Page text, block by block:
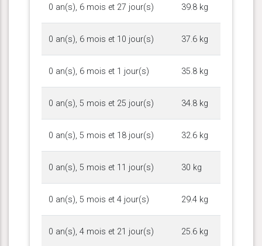
0 an(s), 6 mois et 27 jour(s) 39.8 kg
0 an(s), 6 mois et 10 jour(s) 37.6 kg
0 an(s), 6 mois et 1 jour(s) 35.8 kg
0 an(s), 5 mois et 25 jour(s) 34.8 kg
0 an(s), 5 mois et 18 jour(s) 32.6 kg
0 an(s), 5 mois et 11 jour(s) 30 kg
0 an(s), 5 mois et 4 jour(s) 29.4 kg
0 an(s), 4 mois et 21 jour(s) 25.6 kg